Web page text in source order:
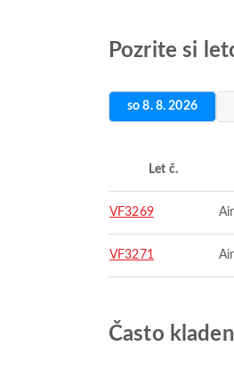
Pozrite si
so 8. 8. 2026
Let č.
VF3269
VF3271
Často